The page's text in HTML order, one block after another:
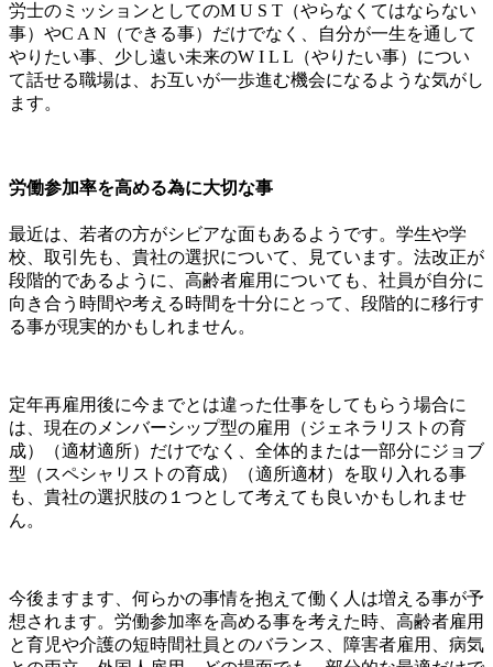
労士のミッションとしてのM U S T（やらなくてはならない
事）やC A N（できる事）だけでなく、自分が一生を通して
やりたい事、少し遠い未来のW I L L（やりたい事）につい
て話せる職場は、お互いが一歩進む機会になるような気がし
ます。
労働参加率を高める為に大切な事
最近は、若者の方がシビアな面もあるようです。学生や学
校、取引先も、貴社の選択について、見ています。法改正が
段階的であるように、高齢者雇用についても、社員が自分に
向き合う時間や考える時間を十分にとって、段階的に移行す
る事が現実的かもしれません。
定年再雇用後に今までとは違った仕事をしてもらう場合に
は、現在のメンバーシップ型の雇用（ジェネラリストの育
成）（適材適所）だけでなく、全体的または一部分にジョブ
型（スペシャリストの育成）（適所適材）を取り入れる事
も、貴社の選択肢の１つとして考えても良いかもしれませ
ん。
今後ますます、何らかの事情を抱えて働く人は増える事が予
想されます。労働参加率を高める事を考えた時、高齢者雇用
と育児や介護の短時間社員とのバランス、障害者雇用、病気